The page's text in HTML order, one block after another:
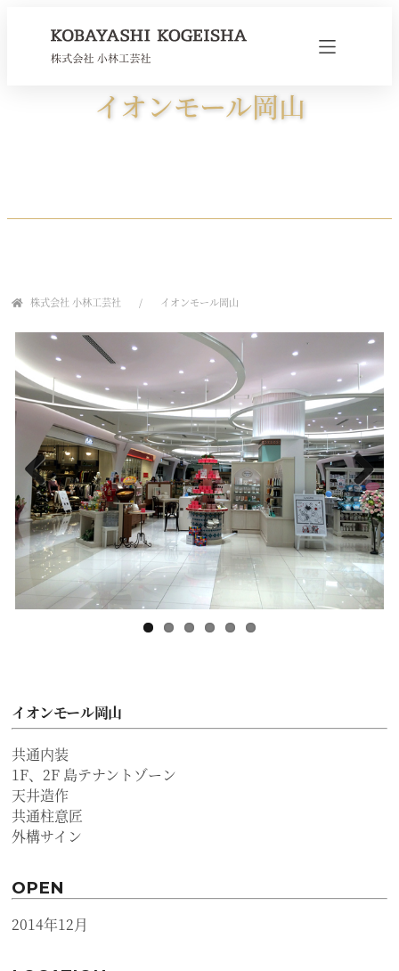
イオンモール岡山
株式会社 小林工芸社 イオンモール岡山
Previous Next
イオンモール岡山
共通内装
1F、2F 島テナントゾーン
天井造作
共通柱意匠
外構サイン
OPEN
2014年12月